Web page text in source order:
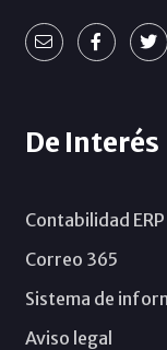
De Interés
Contabilidad ERP
Correo 365
Sistema de
Aviso legal